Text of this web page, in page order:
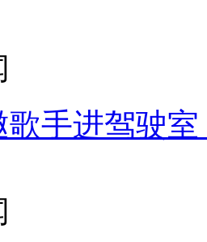
歌手进驾驶